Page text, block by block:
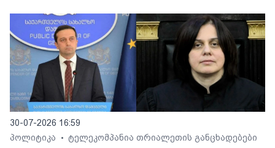
30-07-2026 16:59
პოლიტიკა
• ტელეკომპანია თრიალეთის განცხადებები